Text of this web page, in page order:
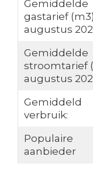
Gemiddelde
gastarief (m3)
augustus
Gemiddelde
stroomtarief
augustus
Gemiddeld
verbruik:
Populaire
aanbieder